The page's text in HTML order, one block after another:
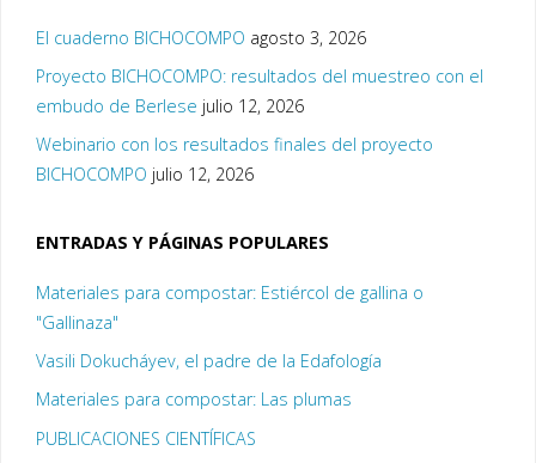
El cuaderno BICHOCOMPO agosto 3, 2026
Proyecto BICHOCOMPO: resultados del muestreo con el
embudo de Berlese julio 12, 2026
Webinario con los resultados finales del proyecto
BICHOCOMPO julio 12, 2026
ENTRADAS Y PÁGINAS POPULARES
Materiales para compostar: Estiércol de gallina o
"Gallinaza"
Vasili Dokucháyev, el padre de la Edafología
Materiales para compostar: Las plumas
PUBLICACIONES CIENTÍFICAS